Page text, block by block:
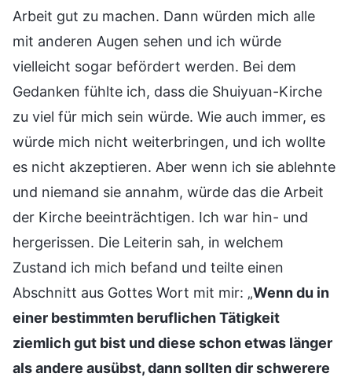
Arbeit gut zu machen. Dann würden mich alle
mit anderen Augen sehen und ich würde
vielleicht sogar befördert werden. Bei dem
Gedanken fühlte ich, dass die Shuiyuan-Kirche
zu viel für mich sein würde. Wie auch immer, es
würde mich nicht weiterbringen, und ich wollte
es nicht akzeptieren. Aber wenn ich sie ablehnte
und niemand sie annahm, würde das die Arbeit
der Kirche beeinträchtigen. Ich war hin- und
hergerissen. Die Leiterin sah, in welchem
Zustand ich mich befand und teilte einen
Abschnitt aus Gottes Wort mit mir: „Wenn du in
einer bestimmten beruflichen Tätigkeit
ziemlich gut bist und diese schon etwas länger
als andere ausübst, dann sollten dir schwerere